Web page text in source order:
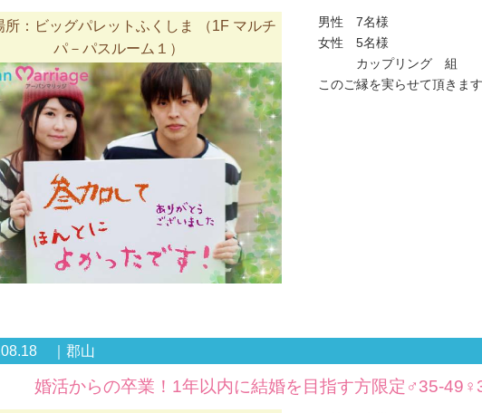
所：ビッグパレットふくしま （1F マルチ
パ－パスルーム１）
男性 7名様
女性 5名様
カップリング 組
このご縁を実らせて頂きま
｜郡山
婚活からの卒業！1年以内に結婚を目指す方限定♂35-